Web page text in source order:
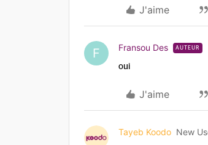
J'aime
F Fransou Des AUTEUR
oui
J'aime
Tayeb Koodo New